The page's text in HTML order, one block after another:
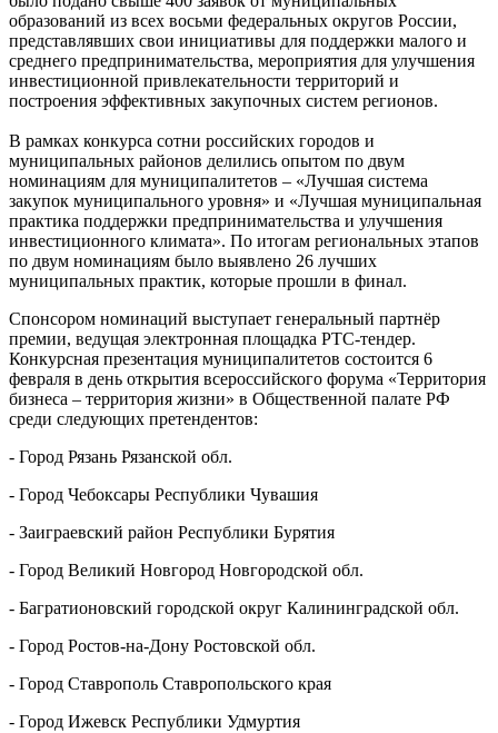
образований из всех восьми федеральных округов России,
представлявших свои инициативы для поддержки малого и
среднего предпринимательства, мероприятия для улучшения
инвестиционной привлекательности территорий и
построения эффективных закупочных систем регионов.
В рамках конкурса сотни российских городов и
муниципальных районов делились опытом по двум
номинациям для муниципалитетов – «Лучшая система
закупок муниципального уровня» и «Лучшая муниципальная
практика поддержки предпринимательства и улучшения
инвестиционного климата». По итогам региональных этапов
по двум номинациям было выявлено 26 лучших
муниципальных практик, которые прошли в финал.
Спонсором номинаций выступает генеральный партнёр
премии, ведущая электронная площадка РТС-тендер.
Конкурсная презентация муниципалитетов состоится 6
февраля в день открытия всероссийского форума «Территория
бизнеса – территория жизни» в Общественной палате РФ
среди следующих претендентов:
- Город Рязань Рязанской обл.
- Город Чебоксары Республики Чувашия
- Заиграевский район Республики Бурятия
- Город Великий Новгород Новгородской обл.
- Багратионовский городской округ Калининградской обл.
- Город Ростов-на-Дону Ростовской обл.
- Город Ставрополь Ставропольского края
- Город Ижевск Республики Удмуртия